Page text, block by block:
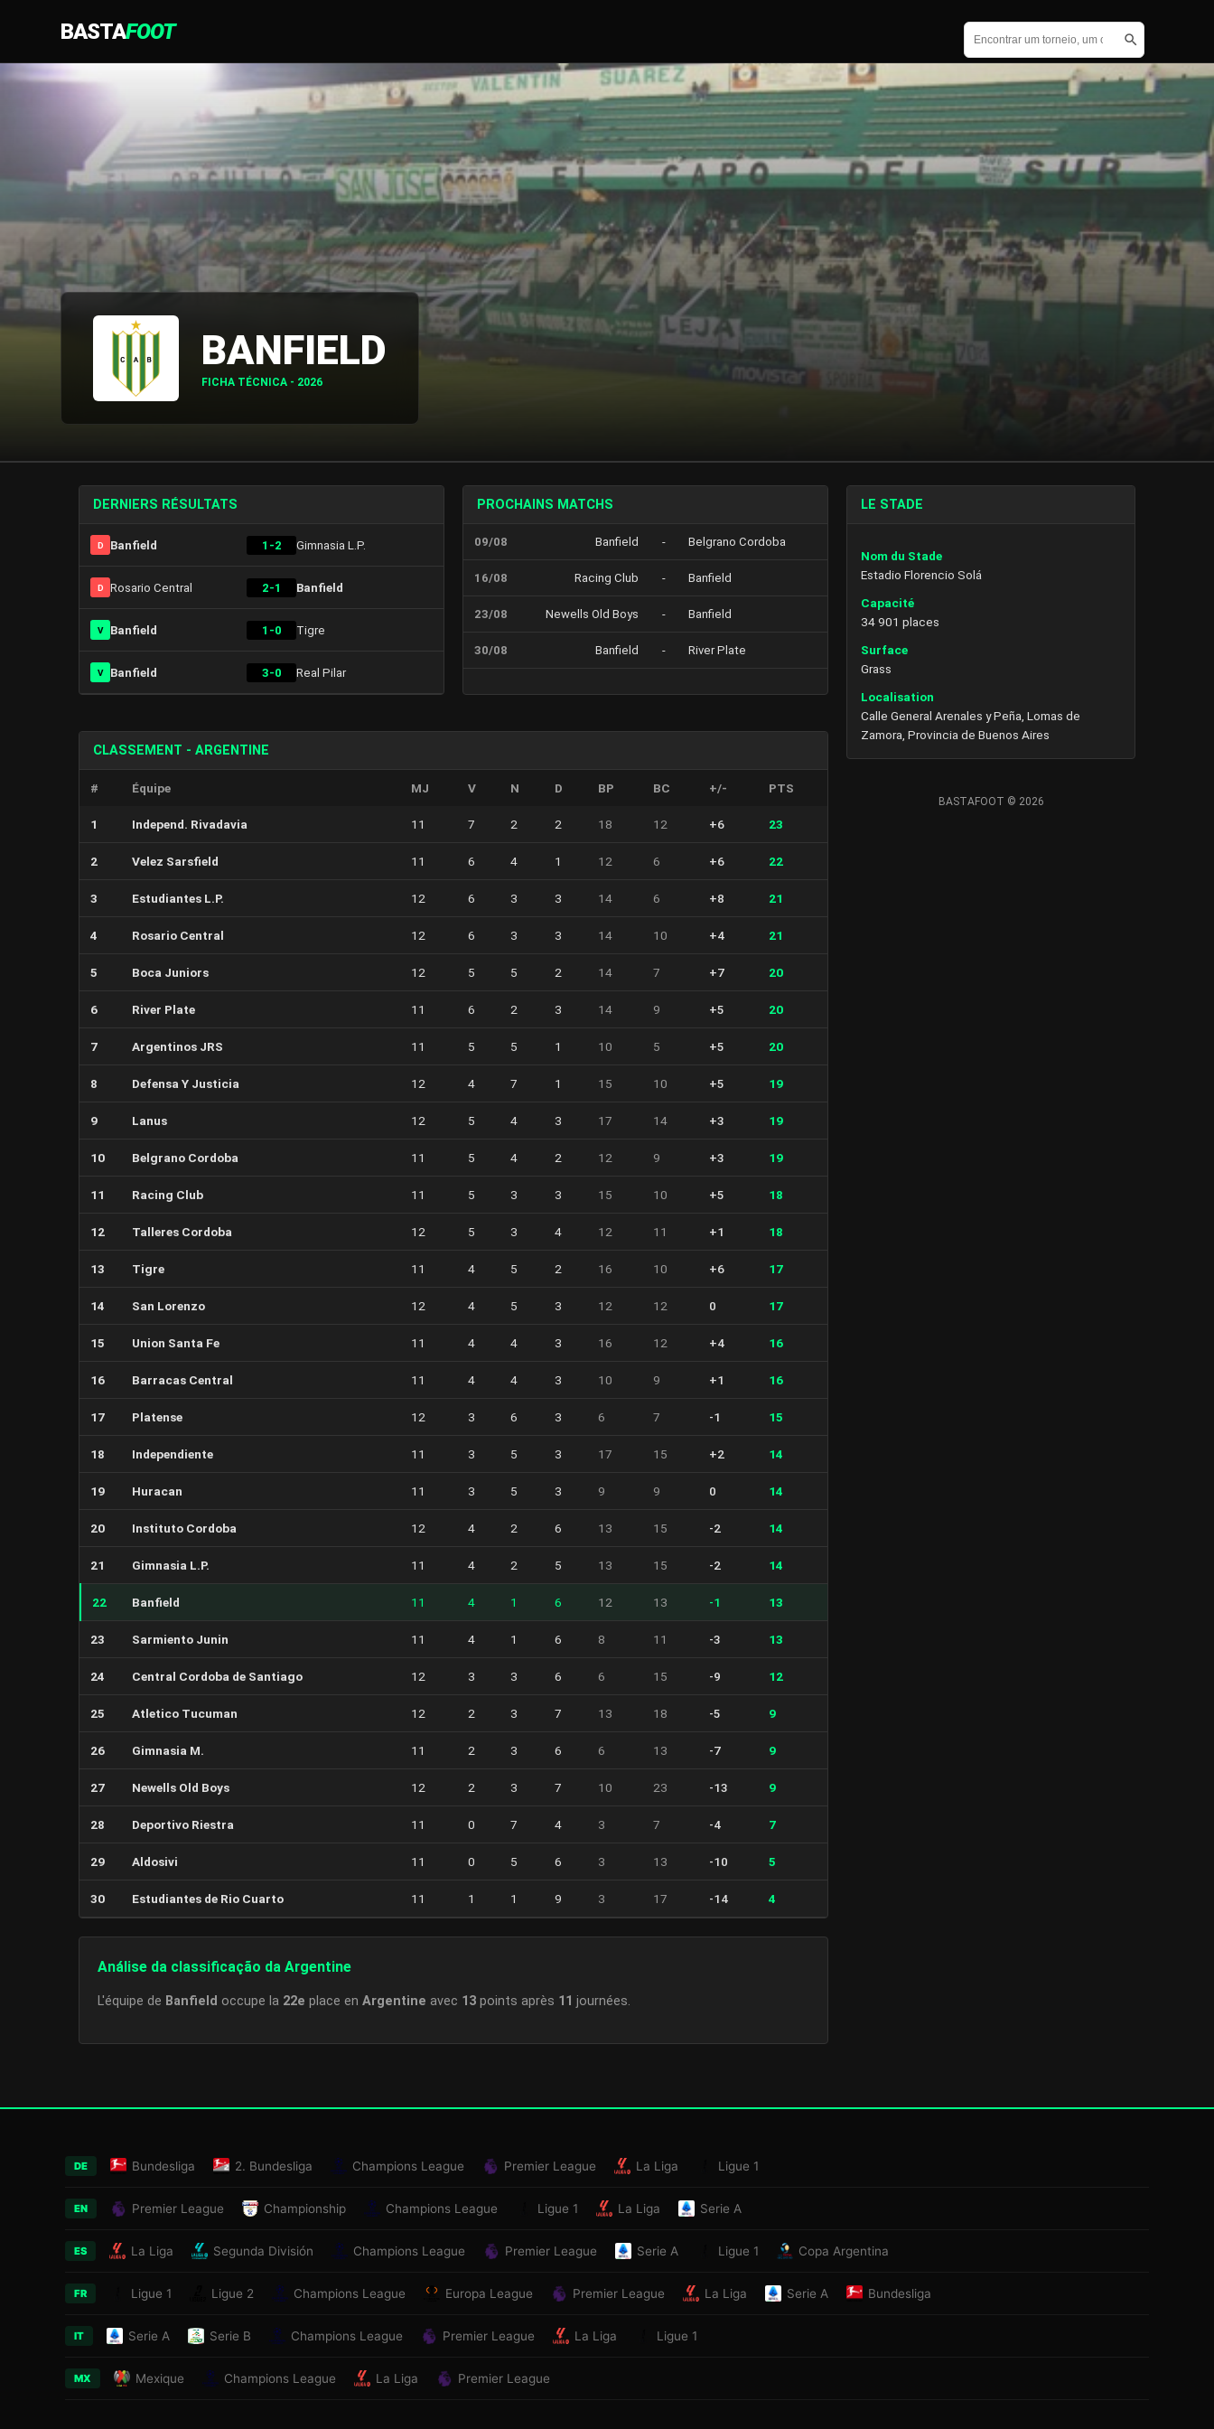
BASTAFOOT
BANFIELD
FICHA TÉCNICA - 2026
DERNIERS RÉSULTATS
D Banfield 1-2 Gimnasia L.P.
D Rosario Central 2-1 Banfield
V Banfield 1-0 Tigre
V Banfield 3-0 Real Pilar
PROCHAINS MATCHS
09/08 Banfield - Belgrano Cordoba
16/08 Racing Club - Banfield
23/08 Newells Old Boys - Banfield
30/08 Banfield - River Plate
CLASSEMENT - ARGENTINE
# Équipe MJ V N D BP BC +/- PTS
1 Independ. Rivadavia 11 7 2 2 18 12 +6 23
2 Velez Sarsfield 11 6 4 1 12 6 +6 22
3 Estudiantes L.P. 12 6 3 3 14 6 +8 21
4 Rosario Central 12 6 3 3 14 10 +4 21
5 Boca Juniors 12 5 5 2 14 7 +7 20
6 River Plate 11 6 2 3 14 9 +5 20
7 Argentinos JRS 11 5 5 1 10 5 +5 20
8 Defensa Y Justicia 12 4 7 1 15 10 +5 19
9 Lanus 12 5 4 3 17 14 +3 19
10 Belgrano Cordoba 11 5 4 2 12 9 +3 19
11 Racing Club 11 5 3 3 15 10 +5 18
12 Talleres Cordoba 12 5 3 4 12 11 +1 18
13 Tigre 11 4 5 2 16 10 +6 17
14 San Lorenzo 12 4 5 3 12 12 0 17
15 Union Santa Fe 11 4 4 3 16 12 +4 16
16 Barracas Central 11 4 4 3 10 9 +1 16
17 Platense 12 3 6 3 6 7 -1 15
18 Independiente 11 3 5 3 17 15 +2 14
19 Huracan 11 3 5 3 9 9 0 14
20 Instituto Cordoba 12 4 2 6 13 15 -2 14
21 Gimnasia L.P. 11 4 2 5 13 15 -2 14
22 Banfield 11 4 1 6 12 13 -1 13
23 Sarmiento Junin 11 4 1 6 8 11 -3 13
24 Central Cordoba de Santiago 12 3 3 6 6 15 -9 12
25 Atletico Tucuman 12 2 3 7 13 18 -5 9
26 Gimnasia M. 11 2 3 6 6 13 -7 9
27 Newells Old Boys 12 2 3 7 10 23 -13 9
28 Deportivo Riestra 11 0 7 4 3 7 -4 7
29 Aldosivi 11 0 5 6 3 13 -10 5
30 Estudiantes de Rio Cuarto 11 1 1 9 3 17 -14 4
Análise da classificação da Argentine
L'équipe de Banfield occupe la 22e place en Argentine avec 13 points après 11 journées.
LE STADE
Nom du Stade
Estadio Florencio Solá
Capacité
34 901 places
Surface
Grass
Localisation
Calle General Arenales y Peña, Lomas de
Zamora, Provincia de Buenos Aires
BASTAFOOT © 2026
DE Bundesliga 2. Bundesliga Champions League Premier League La Liga Ligue 1
EN Premier League Championship Champions League Ligue 1 La Liga Serie A
ES La Liga Segunda División Champions League Premier League Serie A Ligue 1 Copa Argentina
FR Ligue 1 Ligue 2 Champions League Europa League Premier League La Liga Serie A Bundesliga
IT Serie A Serie B Champions League Premier League La Liga Ligue 1
MX Mexique Champions League La Liga Premier League